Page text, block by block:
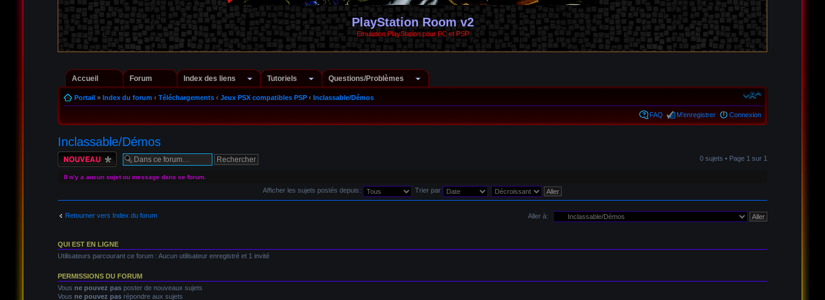
PlayStation Room v2
Emulation PlayStation pour PC et PSP
Accueil Forum Index des liens Tutoriels Questions/Problèmes
Portail» Index du forum ‹ Téléchargements ‹ Jeux PSX compatibles PSP ‹ Inclassable/Démos
FAQ M’enregistrer Connexion
Inclassable/Démos
Écrire un nouveau
sujet
0 sujets • Page 1 sur 1
Il n’y a aucun sujet ou message dans ce forum.
Afficher les sujets postés depuis: Trier par
Retourner vers Index du forum Aller à:
QUI EST EN LIGNE
Utilisateurs parcourant ce forum : Aucun utilisateur enregistré et 1 invité
PERMISSIONS DU FORUM
Vous ne pouvez pasposter de nouveaux sujets
Vous ne pouvez pasrépondre aux sujets